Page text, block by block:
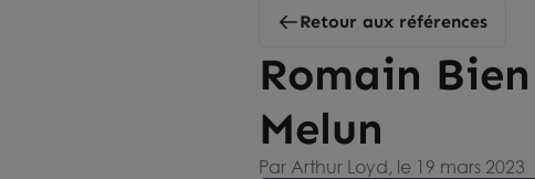
Retour aux références
Romain
Melun
Par Arthur Loyd, le 19 mars 2023